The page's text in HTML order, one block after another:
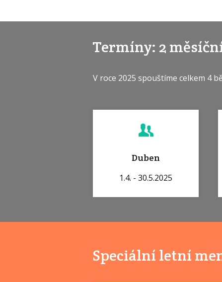
Termíny: 2
V roce 2025 spouštíme celkem 4
Duben
1.4. - 30.5.2025
Speciální letní